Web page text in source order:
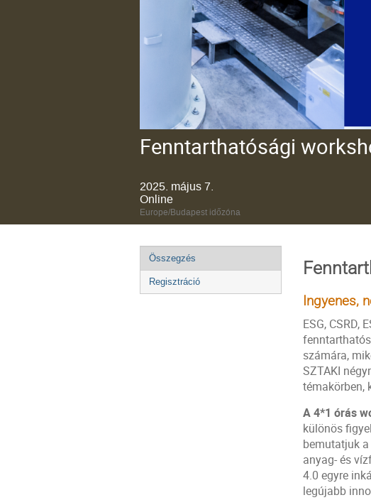
Fenntarthatósági
2025. május 7.
Online
Europe/Budapest időzóna
Esemény
menü
Összegzés
Regisztráció
Ingyenes,
ESG, CSRD,
számára,
SZTAKI
témakörben,
A 4*1 órás
különös
bemutatjuk
anyag- és
4.0 egyre
legújabb